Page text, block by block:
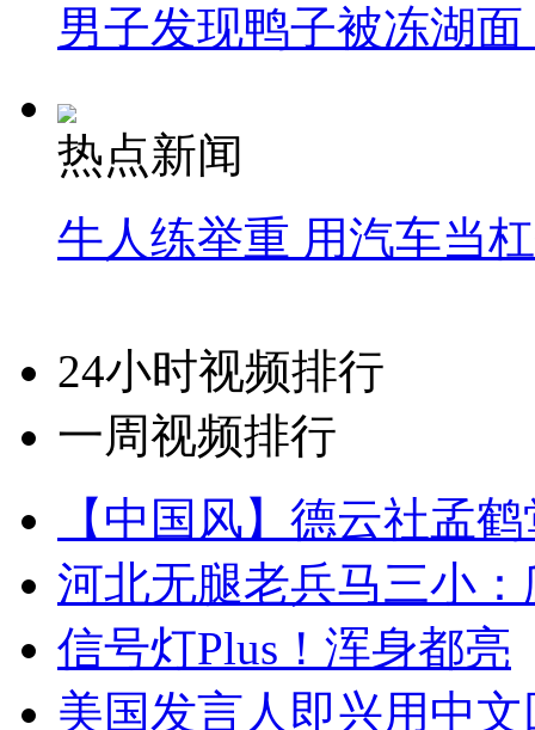
男子发现鸭子被冻湖
热点新闻
牛人练举重 用汽车当
24小时视频排行
一周视频排行
【中国风】德云社孟
河北无腿老兵马三小
信号灯Plus！浑身都亮
美国发言人即兴用中